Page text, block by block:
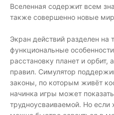
Вселенная содержит всем
также совершенно новые
Экран действий разделен на
функциональные
расстановку планет и орбит,
правил. Симулятор
законы, по которым живёт
начинка игры может
трудноусваиваемой. Но если